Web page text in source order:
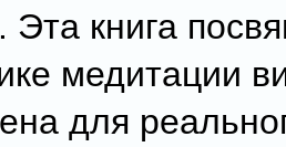
Эта книга
медитации
для